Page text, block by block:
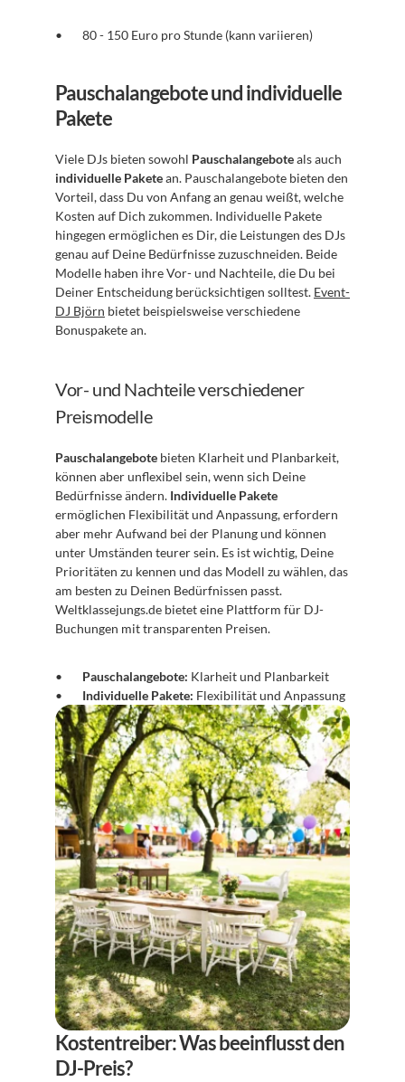
80 - 150 Euro pro Stunde (kann variieren)
Pauschalangebote und individuelle
Pakete
Viele DJs bieten sowohl Pauschalangebote
individuelle Pakete an. Pauschalangebote bieten den
Vorteil, dass Du von Anfang an genau weißt, welche
Kosten auf Dich zukommen. Individuelle Pakete
hingegen ermöglichen es Dir, die Leistungen des DJs
genau auf Deine Bedürfnisse zuzuschneiden. Beide
Modelle haben ihre Vor- und Nachteile, die Du bei
Deiner Entscheidung berücksichtigen solltest. Event-
DJ Björn bietet beispielsweise verschiedene
Bonuspakete an.
Vor- und Nachteile verschiedener
Preismodelle
Pauschalangebote bieten Klarheit und Planbarkeit,
können aber unflexibel sein, wenn sich Deine
Bedürfnisse ändern. Individuelle Pakete
ermöglichen Flexibilität und Anpassung, erfordern
aber mehr Aufwand bei der Planung und können
unter Umständen teurer sein. Es ist wichtig, Deine
Prioritäten zu kennen und das Modell zu wählen, das
am besten zu Deinen Bedürfnissen passt.
Weltklassejungs.de bietet eine Plattform für DJ-
Buchungen mit transparenten Preisen.
Pauschalangebote: Klarheit und Planbarkeit
Individuelle Pakete: Flexibilität und Anpassung
Kostentreiber: Was beeinflusst den
DJ-Preis?